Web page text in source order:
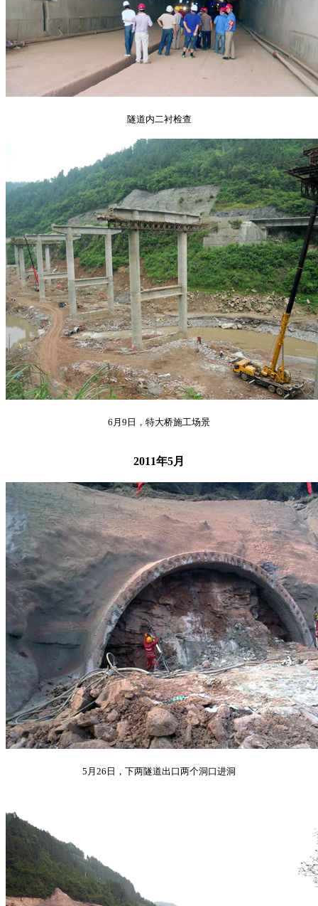
隧道内二衬检查
6月9日，特大桥施工场景
2011年5月
5月26日，下两隧道出口两个洞口进洞